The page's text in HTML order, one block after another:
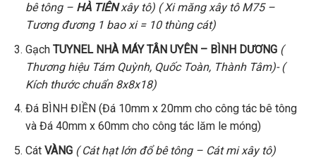
bê tông – HÀ TIÊNxây tô) ( Xi măng xây tô M75 –
Tương đương 1 bao xi = 10 thùng cát)
Gạch TUYNEL NHÀ MÁY TÂN UYÊN – BÌNH DƯƠNG (
Thương hiệu Tám Quỳnh, Quốc Toàn, Thành Tâm)- (
Kích thước chuẩn 8x8x18)
Đá BÌNH ĐIỀN (Đá 10mm x 20mm cho công tác bê tông
và Đá 40mm x 60mm cho công tác lăm le móng)
Cát VÀNG ( Cát hạt lớn đổ bê tông – Cát mi xây tô)